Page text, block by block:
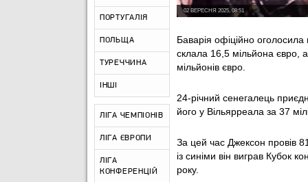
ПОРТУГАЛІЯ
ПОЛЬЩА
ТУРЕЧЧИНА
ІНШІ
ЛІГА ЧЕМПІОНІВ
ЛІГА ЄВРОПИ
ЛІГА
КОНФЕРЕНЦІЙ
02 ВЕРЕСНЯ 2025, 08:51
Баварія офіційно
склала 16,5 мільйона євро,
мільйонів євро.
24-річний сенегалець
його у Вільярреала за 37
За цей час Джексон провів
із синіми він виграв Кубок
року.